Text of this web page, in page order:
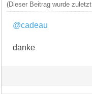
(Dieser Beitrag wurde
@cadeau
danke